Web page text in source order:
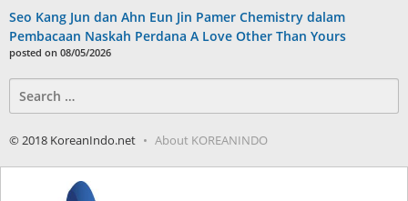
Seo Kang Jun dan Ahn Eun Jin Pamer Chemistry dalam
Pembacaan Naskah Perdana A Love Other Than Yours
posted on 08/05/2026
for:
© 2018 KoreanIndo.net About KOREANINDO